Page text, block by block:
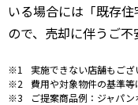
いる場合には「既存
ので、売却に伴うご不
実施できない店舗もござ
費用や対象物件の基準等
ご提案商品例：ジャパ